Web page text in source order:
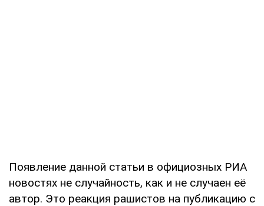
Появление данной статьи в официозных РИА
новостях не случайность, как и не случаен её
автор. Это реакция рашистов на публикацию с